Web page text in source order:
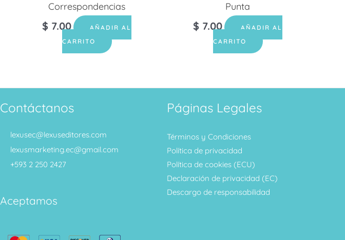
Correspondencias
$ 7.00
AÑADIR AL
CARRITO
Punta
$ 7.00
AÑADIR AL
CARRITO
Contáctanos
lexusec@lexuseditores.com
lexusmarketing.ec@gmail.com
+593 2 250 2427
Aceptamos
Páginas Legales
Términos y Condiciones
Política de privacidad
Política de cookies (ECU)
Declaración de privacidad (EC)
Descargo de responsabilidad